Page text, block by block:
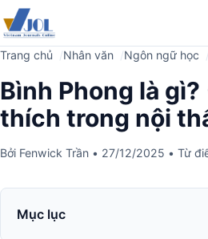
Trang chủ Nhân văn Ngôn ngữ học
Bình Phong là gì?
thích trong nội
Bởi Fenwick Trần • 27/12/2025 • Từ
Mục lục